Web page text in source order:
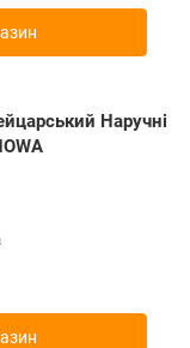
Наручні